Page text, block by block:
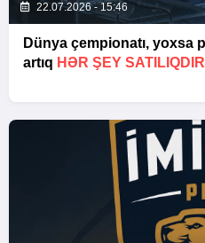
22.07.2026 - 15:46
Dünya çempionatı, yoxsa
artıq HƏR ŞEY SATILIQDIR